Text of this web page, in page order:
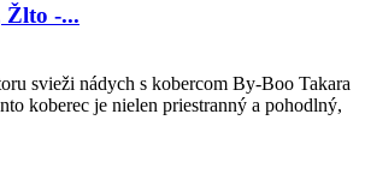
Žlto -...
svieži nádych s kobercom By-Boo Takara
koberec je nielen priestranný a pohodlný,